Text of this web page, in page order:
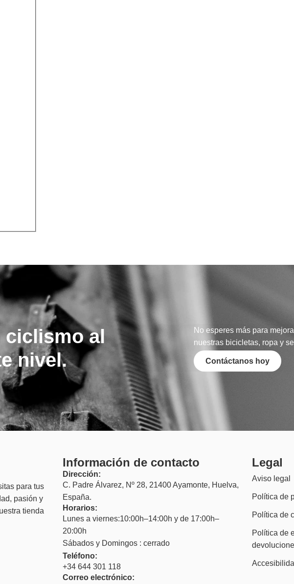
ciclismo al
nivel.
No esperes más para
nuestras bicicletas, ropa y
Contáctanos hoy
para tus
pasión y
tienda
Información de contacto
Dirección:
C. Padre Álvarez, Nº 28, 21400 Ayamonte, Huelva,
España.
Horarios:
Lunes a viernes:10:00h–14:00h y de 17:00h–
20:00h
Sábados y Domingos : cerrado
Teléfono:
+34 644 301 118
Correo electrónico:
Legal
Aviso legal
Política de
Política de
Política de